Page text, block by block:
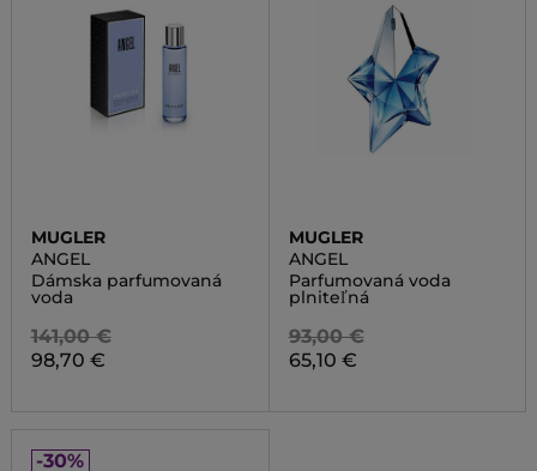
MUGLER
ANGEL
Dámska parfumovaná
voda
141,00 €
98,70 €
MUGLER
ANGEL
Parfumovaná voda
plniteľná
93,00 €
65,10 €
-30%